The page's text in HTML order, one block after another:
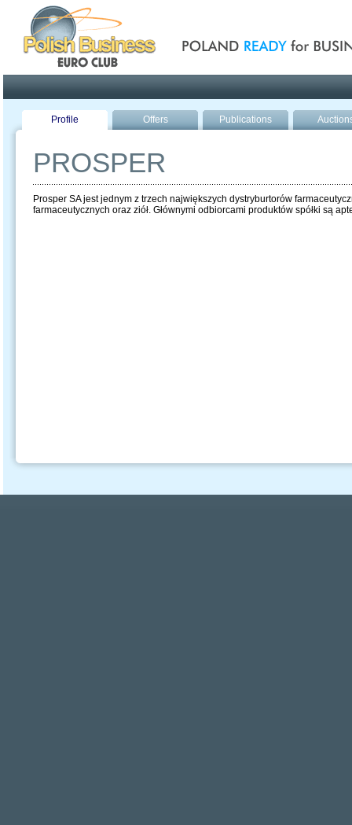
Profile Offers Publications
PROSPER
Prosper SA jest jednym z trzech największych dystryburtorów
farmaceutycznych oraz ziół. Głównymi odbiorcami produktów spółki są